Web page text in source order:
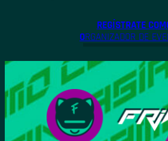
REGÍSTRATE
ORGANIZADOR DE